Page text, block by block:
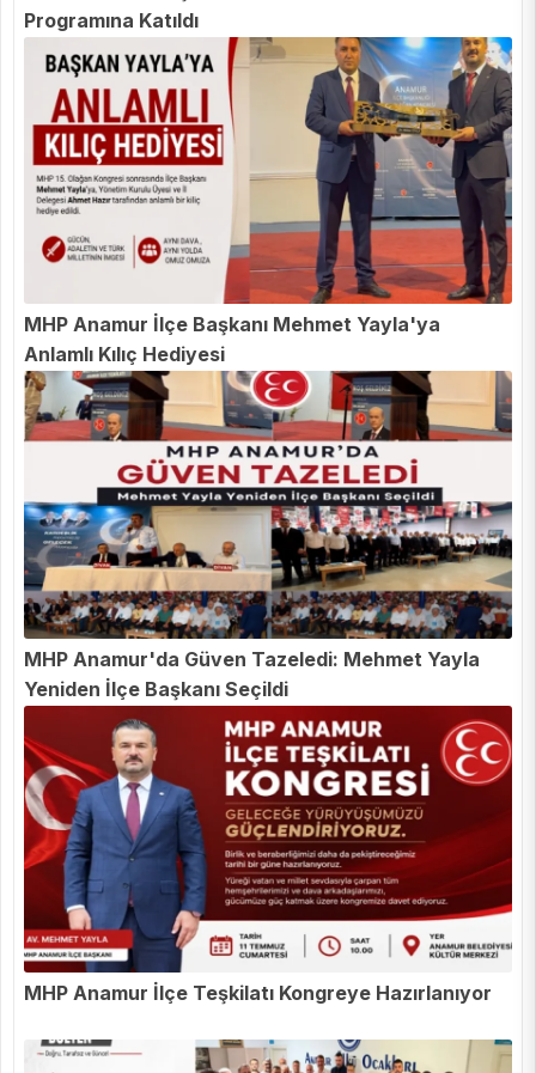
Programına Katıldı
MHP Anamur İlçe Başkanı Mehmet Yayla'ya
Anlamlı Kılıç Hediyesi
MHP Anamur'da Güven Tazeledi: Mehmet Yayla
Yeniden İlçe Başkanı Seçildi
MHP Anamur İlçe Teşkilatı Kongreye Hazırlanıyor